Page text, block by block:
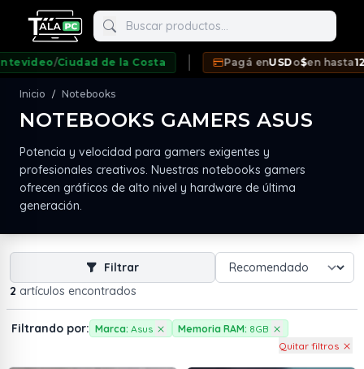
Buscar productos
/ Ciudad de la Costa Pagá enUSDo$en hasta12
Inicio / Notebooks
NOTEBOOKS GAMERS ASUS
Potencia y velocidad para gamers exigentes y
profesionales creativos. Nuestras notebooks gamers
ofrecen gráficos de alto nivel y hardware de última
generación.
2 artículos encontrados
Filtrar
Filtrando por: Marca: Asus Memoria RAM: 8GB
Quitar filtros